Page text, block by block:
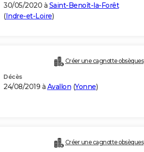
30/05/2020 à Saint-Benoît-la-Forêt
(Indre-et-Loire)
Créer une cagnotte obsèques
Décès
24/08/2019 à Avallon (Yonne)
Créer une cagnotte obsèques